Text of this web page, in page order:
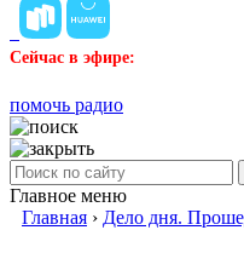
Сейчас в эфире:
помочь радио
Главное меню
Главная › Дело дня.